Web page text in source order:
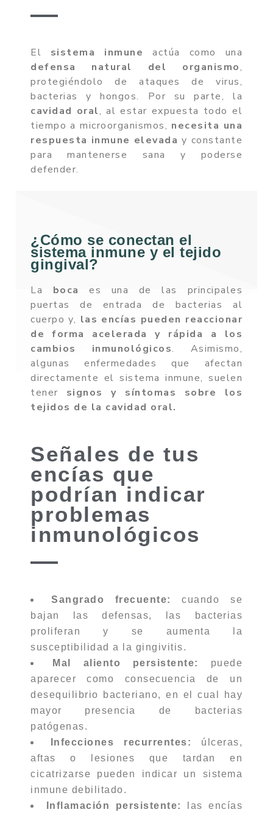
El sistema inmune
actúa como una
defensa natural del organismo,
protegiéndolo de ataques de virus,
bacterias y hongos. Por su parte, la
cavidad oral, al estar expuesta todo el
tiempo a microorganismos, necesita una
respuesta inmune elevada y constante
para mantenerse sana y poderse
defender.
¿Cómo se conectan el
sistema inmune y el tejido
gingival?
La boca
es una de las principales
puertas de entrada de bacterias al
cuerpo y, las encías pueden reaccionar
de forma acelerada y rápida
a los
cambios inmunológicos. Asimismo,
algunas enfermedades que afectan
directamente el sistema inmune, suelen
tener signos y síntomas sobre los
tejidos de la cavidad oral.
Señales de tus
encías que
podrían indicar
problemas
inmunológicos
Sangrado frecuente:cuando se
bajan las defensas, las bacterias
proliferan y se aumenta la
susceptibilidad a la gingivitis.
Mal aliento persistente:
puede
aparecer como consecuencia de un
desequilibrio bacteriano, en el cual hay
mayor presencia de bacterias
patógenas.
Infecciones recurrentes:
úlceras,
aftas o lesiones que tardan en
cicatrizarse pueden indicar un sistema
inmune debilitado.
Inflamación persistente:
las encías